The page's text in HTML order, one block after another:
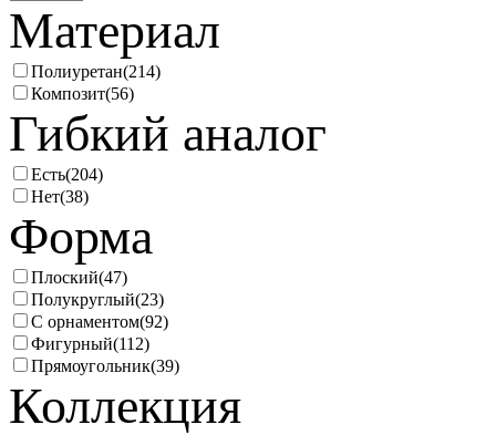
Материал
Полиуретан(214)
Композит(56)
Гибкий аналог
Есть(204)
Нет(38)
Форма
Плоский(47)
Полукруглый(23)
С орнаментом(92)
Фигурный(112)
Прямоугольник(39)
Коллекция